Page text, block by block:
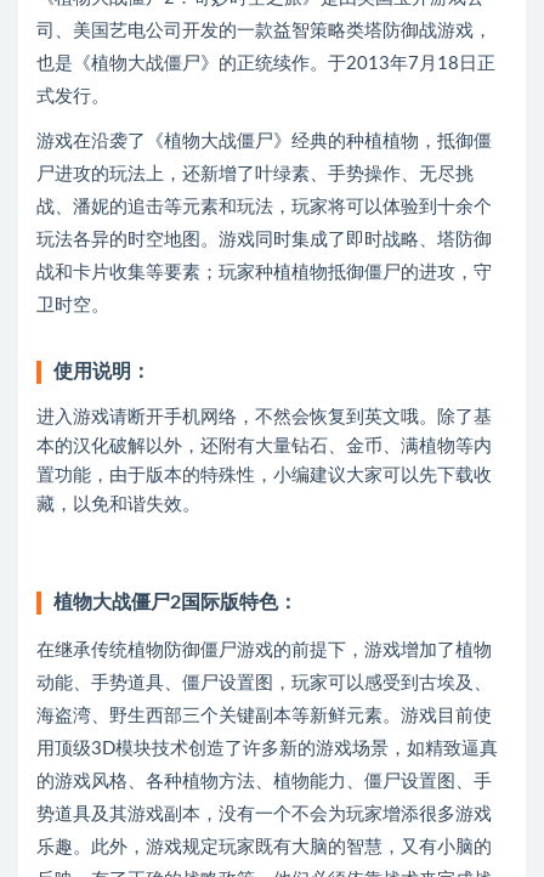
司、美国艺电公司开发的一款益智策略类塔防御战游戏，
也是《植物大战僵尸》的正统续作。于2013年7月18日正
式发行。
游戏在沿袭了《植物大战僵尸》经典的种植植物，抵御僵
尸进攻的玩法上，还新增了叶绿素、手势操作、无尽挑
战、潘妮的追击等元素和玩法，玩家将可以体验到十余个
玩法各异的时空地图。游戏同时集成了即时战略、塔防御
战和卡片收集等要素；玩家种植植物抵御僵尸的进攻，守
卫时空。
使用说明：
进入游戏请断开手机网络，不然会恢复到英文哦。除了基
本的汉化破解以外，还附有大量钻石、金币、满植物等内
置功能，由于版本的特殊性，小编建议大家可以先下载收
藏，以免和谐失效。
植物大战僵尸2国际版特色：
在继承传统植物防御僵尸游戏的前提下，游戏增加了植物
动能、手势道具、僵尸设置图，玩家可以感受到古埃及、
海盗湾、野生西部三个关键副本等新鲜元素。游戏目前使
用顶级3D模块技术创造了许多新的游戏场景，如精致逼真
的游戏风格、各种植物方法、植物能力、僵尸设置图、手
势道具及其游戏副本，没有一个不会为玩家增添很多游戏
乐趣。此外，游戏规定玩家既有大脑的智慧，又有小脑的